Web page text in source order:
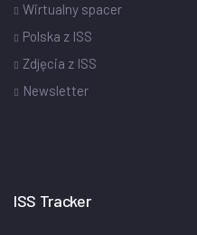
Wirtualny spacer
Polska z ISS
Zdjęcia z ISS
Newsletter
ISS Tracker